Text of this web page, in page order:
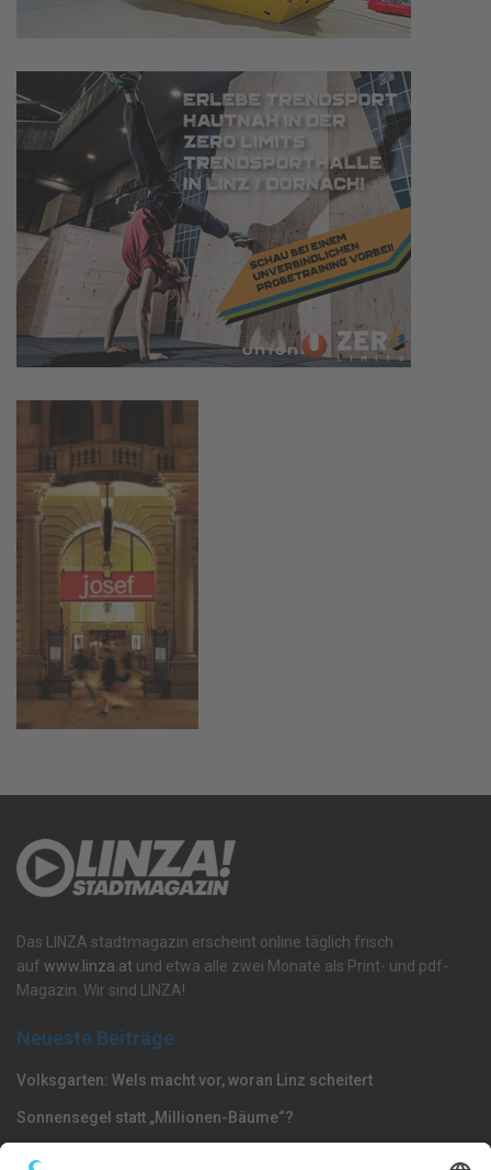
Das LINZA stadtmagazin erscheint online täglich frisch
auf www.linza.at und etwa alle zwei Monate als Print- und pdf-
Magazin. Wir sind LINZA!
Neueste Beiträge
Volksgarten: Wels macht vor, woran Linz scheitert
Sonnensegel statt „Millionen-Bäume“?